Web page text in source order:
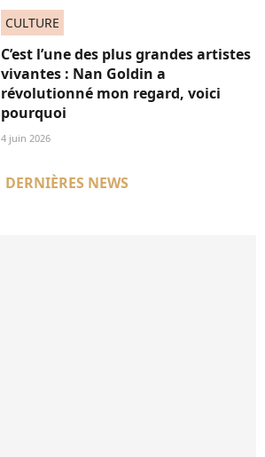
CULTURE
C’est l’une des plus grandes artistes
vivantes : Nan Goldin a
révolutionné mon regard, voici
pourquoi
4 juin 2026
DERNIÈRES NEWS